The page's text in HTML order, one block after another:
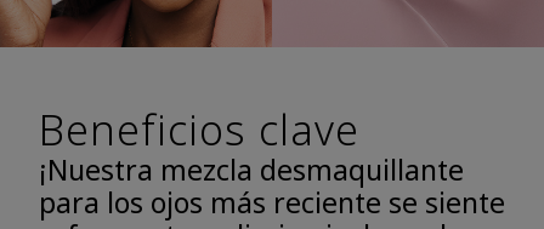
Beneficios clave
¡Nuestra mezcla desmaquillante
para los ojos más reciente se siente